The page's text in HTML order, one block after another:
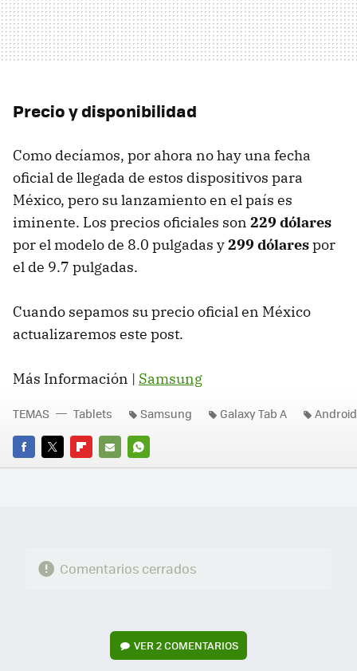
Precio y disponibilidad
Como decíamos, por ahora no hay una fecha
oficial de llegada de estos dispositivos para
México, pero su lanzamiento en el país es
iminente. Los precios oficiales son 229 dólares
por el modelo de 8.0 pulgadas y299 dólarespor
el de 9.7 pulgadas.
Cuando sepamos su precio oficial en México
actualizaremos este post.
Más Información | Samsung
FACEBOOK
TWITTERFLIPBOARD
E-
WHATSAPP
TEMAS Tablets Samsung Galaxy Tab A Android
Comentarios cerrados
VER2 COMENTARIOS